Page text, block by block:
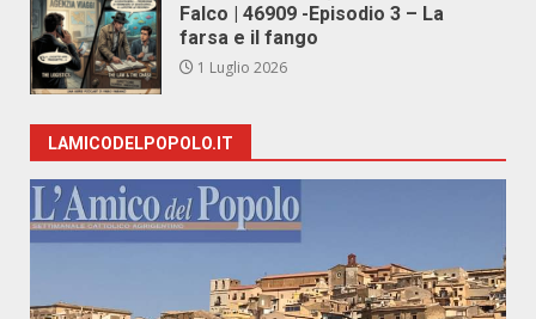
Falco | 46909 -Episodio 3 – La
farsa e il fango
1 Luglio 2026
LAMICODELPOPOLO.IT